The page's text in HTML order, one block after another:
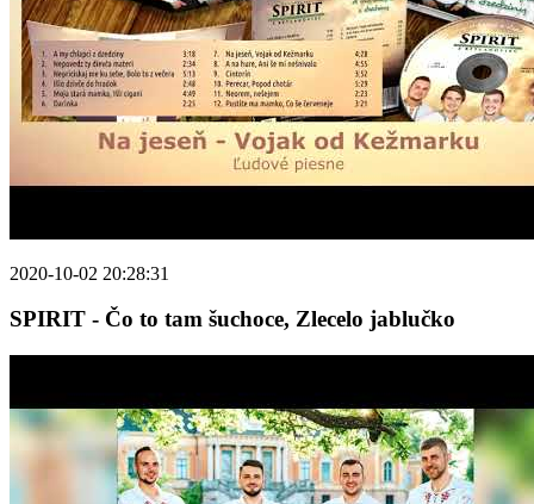
2020-10-02 20:28:31
SPIRIT - Čo to tam šuchoce, Zlecelo jablučko